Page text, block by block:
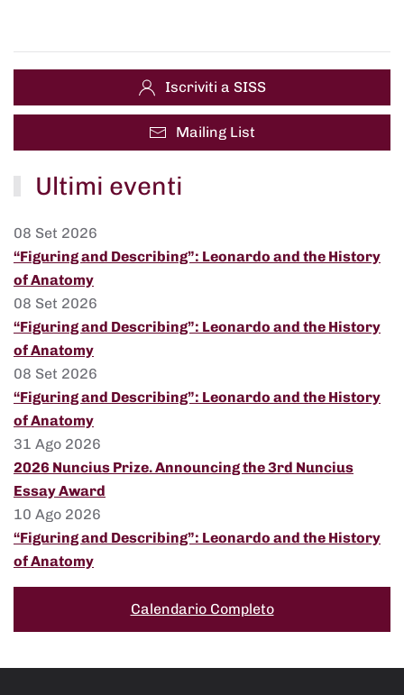
Iscriviti a SISS
Mailing List
Ultimi eventi
08 Set 2026
“Figuring and Describing”: Leonardo and the History
of Anatomy
08 Set 2026
“Figuring and Describing”: Leonardo and the History
of Anatomy
08 Set 2026
“Figuring and Describing”: Leonardo and the History
of Anatomy
31 Ago 2026
2026 Nuncius Prize. Announcing the 3rd Nuncius
Essay Award
10 Ago 2026
“Figuring and Describing”: Leonardo and the History
of Anatomy
Calendario Completo